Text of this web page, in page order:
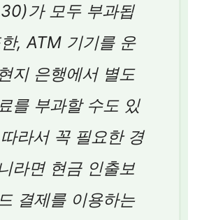
가 모두 부과됩
, ATM 기기를 운
지 은행에서 별도
를 부과할 수도 있
라서 꼭 필요한 경
라면 현금 인출보
결제를 이용하는